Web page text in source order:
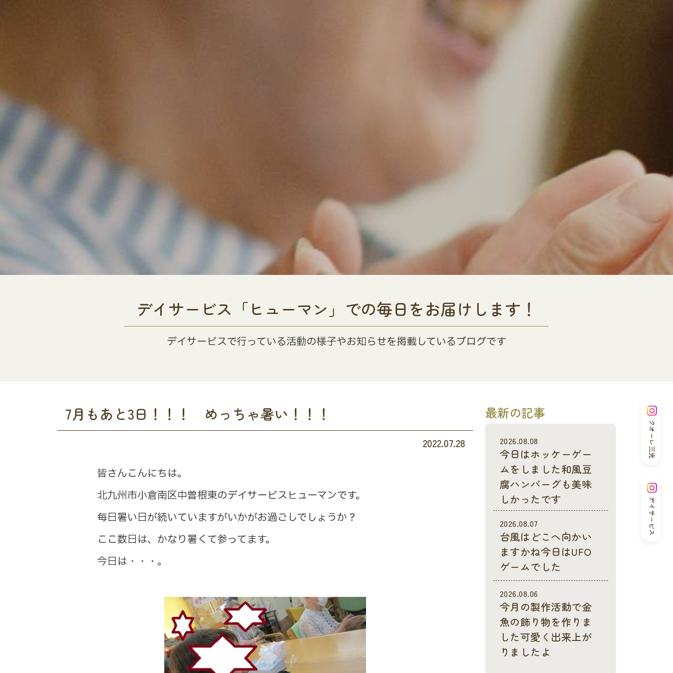
クオーレ三光
デイサービス
デイサービス「ヒューマン」での毎日をお届けします！
デイサービスで行っている活動の様子やお知らせを掲載しているブログです
7月もあと3日！！！ めっちゃ暑い！！！
2022.07.28
皆さんこんにちは。
北九州市小倉南区中曽根東のデイサービスヒューマンです。
毎日暑い日が続いていますがいかがお過ごしでしょうか？
ここ数日は、かなり暑くて参ってます。
今日は・・・。
最新の記事
2026.08.08
今日はホッケーゲー
ムをしました和風豆
腐ハンバーグも美味
しかったです
2026.08.07
台風はどこへ向かい
ますかね今日はUFO
ゲームでした
2026.08.06
今月の製作活動で金
魚の飾り物を作りま
した可愛く出来上が
りましたよ